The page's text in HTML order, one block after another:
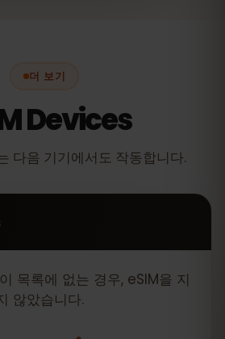
더 보기
Devices
다음 기기에서도 작동합니다.
목록에 없는 경우, eSIM을 지
않았습니다.